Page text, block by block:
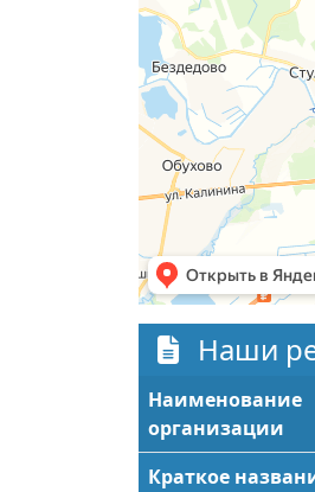
Наши
Наименование
организации
Краткое